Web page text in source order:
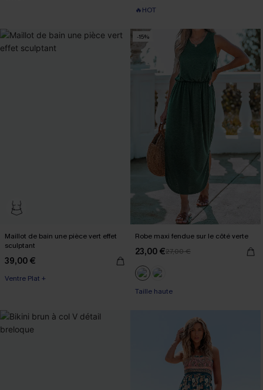
🔥HOT
Maillot de bain une pièce vert effet
sculptant
39,00 €
Ventre Plat +
-15%
Robe maxi fendue sur le côté verte
23,00 €27,00 €
Taille haute